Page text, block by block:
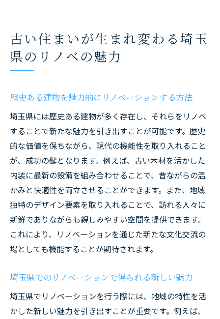
をかなえる
リノベーションで住まいの快適さを飛躍的
に向上させる方法
空間の変革
快適な住まいを作るためのリノベーション
の選択肢
埼玉県でリノベーションを成功させるため
の秘訣
住まいの夢をかなえる埼玉県のリノベーシ
ョンアイデア
快適な住まいを実現するためのリノベーシ
ョンの技法
古い住まいが生まれ変わる埼玉
県のリノベの魅力
歴史ある建物を魅力的にリノベーションする方法
埼玉県には歴史ある建物が多く存在し、それらをリノベ
することで新たな魅力を引き出すことが可能です。歴史
的な価値を保ちながら、現代の機能性を取り入れること
が、成功の鍵となります。例えば、古い木材を活かした
内装に最新の設備を組み合わせることで、昔ながらの温
かみと快適性を両立させることができます。また、地域
独特のデザイン要素を取り入れることで、訪れる人々に
新鮮でありながらも親しみやすい空間を提供できます。
これにより、リノベーションを通じた新たな文化交流の
場としても機能することが期待されます。
埼玉県でのリノベーションで得られる新しい魅力
埼玉県でリノベーションを行う際には、地域の特性を活
かした新しい魅力を引き出すことが重要です。例えば、